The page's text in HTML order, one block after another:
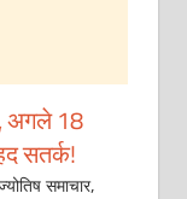
अगले 18
सतर्क!
समाचार,